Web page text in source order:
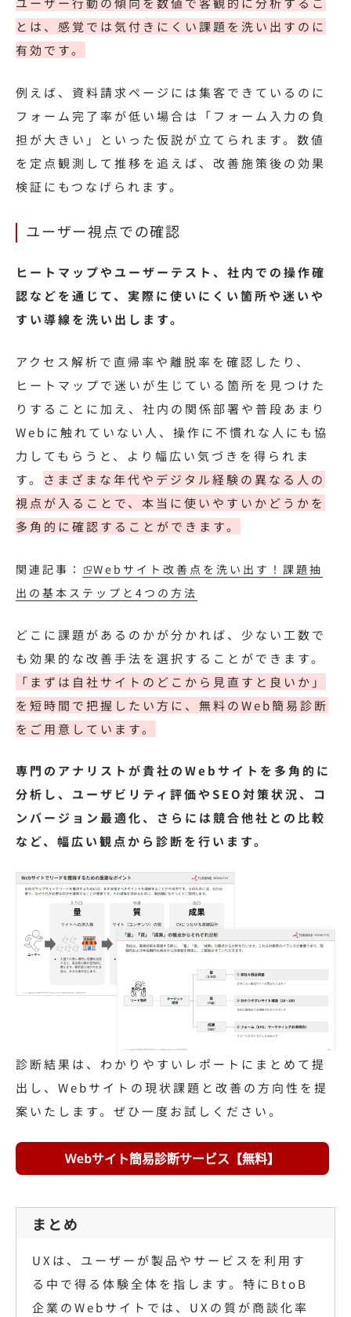
とは、感覚では気付きにくい課題を洗い出すのに
有効です。
例えば、資料請求ページには集客できているのに
フォーム完了率が低い場合は「フォーム入力の負
担が大きい」といった仮説が立てられます。数値
を定点観測して推移を追えば、改善施策後の効果
検証にもつなげられます。
ユーザー視点での確認
ヒートマップやユーザーテスト、社内での操作確
認などを通じて、実際に使いにくい箇所や迷いや
すい導線を洗い出します。
アクセス解析で直帰率や離脱率を確認したり、
ヒートマップで迷いが生じている箇所を見つけた
りすることに加え、社内の関係部署や普段あまり
Webに触れていない人、操作に不慣れな人にも協
力してもらうと、より幅広い気づきを得られま
す。 さまざまな年代やデジタル経験の異なる人の
視点が入ることで、本当に使いやすいかどうかを
多角的に確認することができます。
関連記事：
Webサイト改善点を洗い出す！課題抽
出の基本ステップと4つの方法
どこに課題があるのかが分かれば、少ない工数で
も効果的な改善手法を選択することができます。
「まずは自社サイトのどこから見直すと良いか」
を短時間で把握したい方に、無料のWeb簡易診断
をご用意しています。
専門のアナリストが貴社のWebサイトを多角的に
分析し、ユーザビリティ評価やSEO対策状況、コ
ンバージョン最適化、さらには競合他社との比較
など、幅広い観点から診断を行います。
診断結果は、わかりやすいレポートにまとめて提
出し、Webサイトの現状課題と改善の方向性を提
案いたします。ぜひ一度お試しください。
まとめ
UXは、ユーザーが製品やサービスを利用す
る中で得る体験全体を指します。特にBtoB
企業のWebサイトでは、UXの質が商談化率